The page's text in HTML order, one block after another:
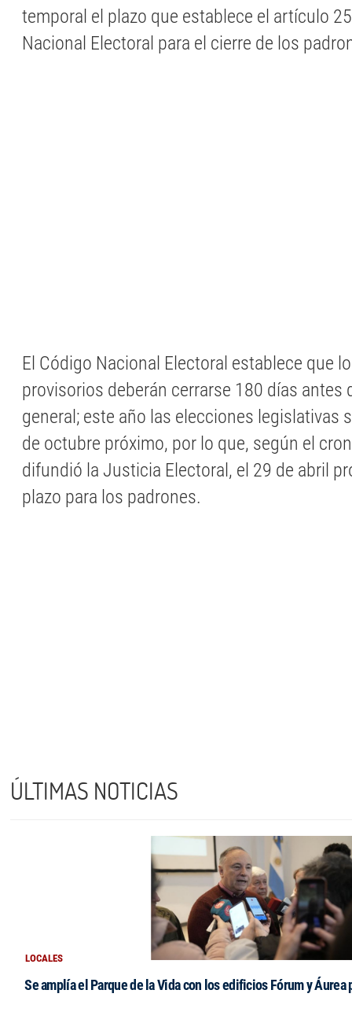
temporal el plazo que establece el artículo
Nacional Electoral para el cierre de los
El Código Nacional Electoral establece que
provisorios deberán cerrarse 180 días antes
general; este año las elecciones legislativas
de octubre próximo, por lo que, según el
difundió la Justicia Electoral, el 29 de abril
plazo para los padrones.
ÚLTIMAS NOTICIAS
LOCALES
Se amplía el Parque de la Vida con los edificios Fórum y